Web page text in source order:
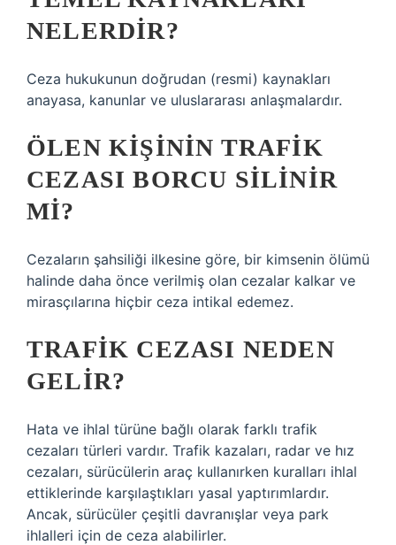
NELERDIR?
Ceza hukukunun doğrudan (resmi) kaynakları
anayasa, kanunlar ve uluslararası anlaşmalardır.
ÖLEN KIŞININ TRAFIK
CEZASI BORCU SILINIR
MI?
Cezaların şahsiliği ilkesine göre, bir kimsenin ölümü
halinde daha önce verilmiş olan cezalar kalkar ve
mirasçılarına hiçbir ceza intikal edemez.
TRAFIK CEZASI NEDEN
GELIR?
Hata ve ihlal türüne bağlı olarak farklı trafik
cezaları türleri vardır. Trafik kazaları, radar ve hız
cezaları, sürücülerin araç kullanırken kuralları ihlal
ettiklerinde karşılaştıkları yasal yaptırımlardır.
Ancak, sürücüler çeşitli davranışlar veya park
ihlalleri için de ceza alabilirler.